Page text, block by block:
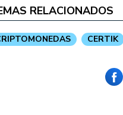
RELACIONADOS
CERTIK